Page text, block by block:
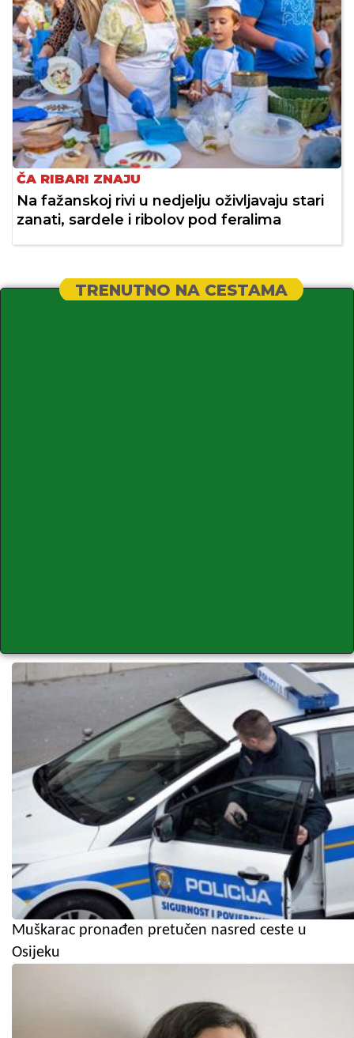
ČA RIBARI ZNAJU
Na fažanskoj rivi u nedjelju oživljavaju stari
zanati, sardele i ribolov pod feralima
TRENUTNO NA CESTAMA
Muškarac pronađen pretučen nasred ceste u
Osijeku